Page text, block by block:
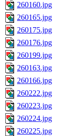
260160.jpg
260165.jpg
260175.jpg
260176.jpg
260199.jpg
260163.jpg
260166.jpg
260222.jpg
260223.jpg
260224.jpg
260225.jpg